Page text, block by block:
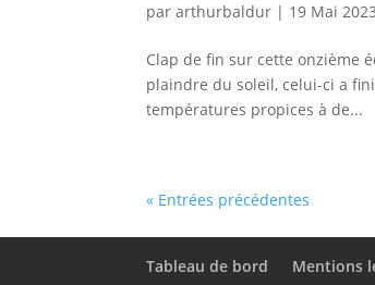
pararthurbaldur | 19 Mai 2023
Clap de fin sur cette onzième
plaindre du soleil, celui-ci a
températures propices à de...
« Entrées précédentes
Tableau de bord Mentions